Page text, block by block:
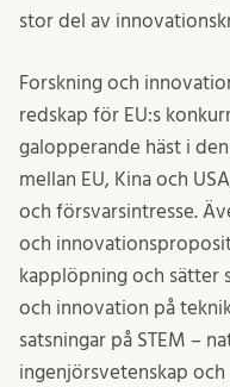
stor del av
Forskning och
redskap för EU:s
galopperande häst i
mellan EU, Kina och
och försvarsintresse.
och
kapplöpning och sätter
och innovation på
satsningar på STEM –
ingenjörsvetenskap